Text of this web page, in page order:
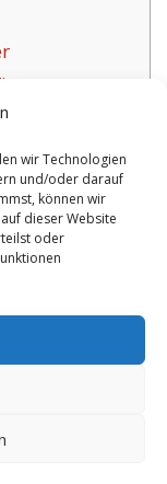
wir Technologien
und/oder darauf
können wir
dieser Website
oder
inklusive
in der Nähe |